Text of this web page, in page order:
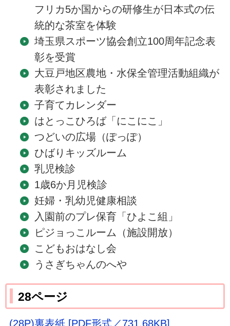
フリカ5か国からの研修生が日本式の伝
統的な茶室を体験
埼玉県スポーツ協会創立100周年記念表
彰を受賞
大豆戸地区農地・水保全管理活動組織が
表彰されました
子育てカレンダー
はとっこひろば「にこにこ」
つどいの広場（ぽっぽ）
ひばりキッズルーム
乳児検診
1歳6か月児検診
妊婦・乳幼児健康相談
入園前のプレ保育「ひよこ組」
ピジョっこルーム（施設開放）
こどもおはなし会
うさぎちゃんのへや
28ページ
(28P)裏表紙 [PDF形式／731.68KB]